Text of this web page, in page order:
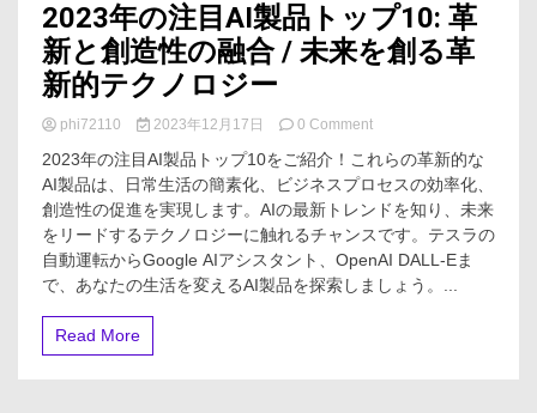
2023年の注目AI製品トップ10: 革
新と創造性の融合 / 未来を創る革
新的テクノロジー
phi72110 2023年12月17日 0 Commenton
年
の
注
目
AI
品
2023年の注目AI製品トップ10をご紹介！これらの革新的な
AI製品は、日常生活の簡素化、ビジネスプロセスの効率化、
創造性の促進を実現します。AIの最新トレンドを知り、未来
をリードするテクノロジーに触れるチャンスです。テスラの
自動運転からGoogle AIアシスタント、OpenAI DALL-Eま
で、あなたの生活を変えるAI製品を探索しましょう。...
Read More